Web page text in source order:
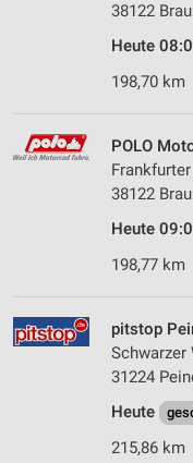
38122
Heute
198,70 km
POLO
38122
Heute
198,77 km
pitstop
Schwarzer
31224
Heute
215,86 km